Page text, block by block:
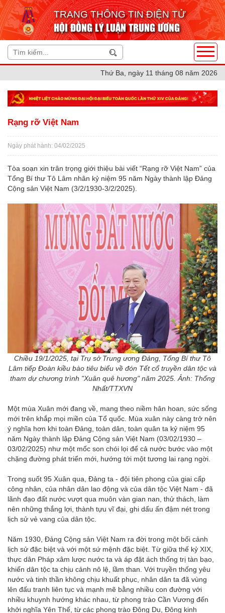
TRANG THÔNG TIN ĐIỆN TỬ
HỘI ĐỒNG LÝ LUẬN TRUNG ƯƠNG
Thứ Ba, ngày 11 tháng 08 năm 2026
Rạng rỡ Việt Nam
Ngày phát hành: 04/02/2025
Tòa soạn xin trân trọng giới thiệu bài viết “Rạng rỡ Việt Nam” của
Tổng Bí thư Tô Lâm nhân kỷ niệm 95 năm Ngày thành lập Đảng
Cộng sản Việt Nam (3/2/1930-3/2/2025).
Chiều 19/1/2025, tại Trụ sở Trung ương Đảng, Tổng Bí thư Tô
Lâm tiếp Đoàn kiều bào tiêu biểu về đón Tết cổ truyền dân tộc và
tham dự chương trình "Xuân quê hương" năm 2025. Ảnh: Thống
Nhất/TTXVN
Một mùa Xuân mới đang về, mang theo niềm hân hoan, sức sống
mới trên khắp mọi miền của Tổ quốc. Mùa xuân này càng trở nên
ý nghĩa hơn khi toàn Đảng, toàn dân, toàn quân ta kỷ niệm 95
năm Ngày thành lập Đảng Cộng sản Việt Nam (03/02/1930 –
03/02/2025) như một mốc son chói lọi để cả nước bước vào một
chặng đường phát triển mới, hướng tới một tương lai rạng ngời.
Trong suốt 95 Xuân qua, Đảng ta - đội tiên phong của giai cấp
công nhân, của nhân dân lao động và của dân tộc Việt Nam - đã
lãnh đạo đất nước vượt qua muôn vàn gian nan, thử thách, làm
nên những thắng lợi, thành tựu vĩ đại, ghi dấu ấn đậm nét trong
lịch sử vẻ vang của dân tộc.
Năm 1930, Đảng Cộng sản Việt Nam ra đời trong một bối cảnh
lịch sử đặc biệt và với một sứ mệnh đặc biệt. Từ giữa thế kỷ XIX,
thực dân Pháp xâm lược nước ta và áp đặt ách thống trị tàn bạo,
khiến dân tộc ta chịu cảnh nô lệ, lầm than. Với truyền thống yêu
nước và tinh thần không chịu khuất phục, nhân dân ta đã vùng
lên đấu tranh liên tục và mạnh mẽ bằng nhiều con đường với
nhiều khuynh hướng khác nhau, từ phong trào Cần Vương đến
khởi nghĩa Yên Thế, từ các phong trào Đông Du, Đông kinh